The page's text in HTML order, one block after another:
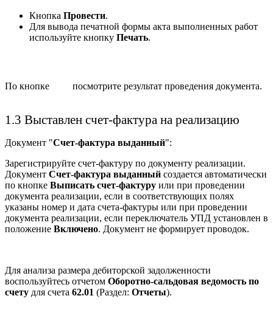
Кнопка Провести.
Для вывода печатной формы акта выполненных работ
используйте кнопку Печать.
По кнопке посмотрите результат проведения документа.
1.3 Выставлен счет-фактура на реализацию
Документ "Счет-фактура выданный":
Зарегистрируйте счет-фактуру по документу реализации.
Документ Счет-фактура выданный создается автоматически
по кнопке Выписать счет-фактуру или при проведении
документа реализации, если в соответствующих полях
указаны номер и дата счета-фактуры или при проведении
документа реализации, если переключатель УПД установлен в
положение Включено. Документ не формирует проводок.
Для анализа размера дебиторской задолженности
воспользуйтесь отчетом Оборотно-сальдовая ведомость по
счету для счета 62.01 (Раздел: Отчеты).